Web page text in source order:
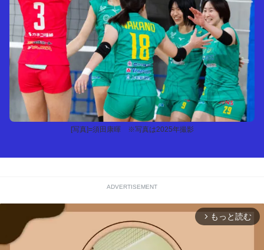
[写真]=須田康暉 ※写真は2025年撮影
ADVERTISEMENT
arrow_forward_ios もっと読む